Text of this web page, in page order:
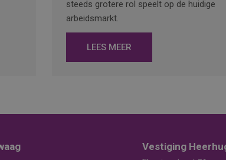
steeds grotere rol speelt op de huidige
arbeidsmarkt.
LEES MEER
Vestiging